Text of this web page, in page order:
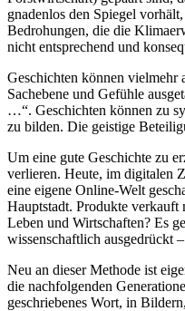
gnadenlos den Spiegel
Bedrohungen, die die
nicht entsprechend und
Geschichten können vielmehr
Sachebene und Gefühle
…“. Geschichten können zu
zu bilden. Die geistige
Um eine gute Geschichte zu
verlieren. Heute, im digitalen
eine eigene Online-Welt
Hauptstadt. Produkte verkauft
Leben und Wirtschaften? Es
wissenschaftlich ausgedrückt
Neu an dieser Methode ist
die nachfolgenden
geschriebenes Wort, in